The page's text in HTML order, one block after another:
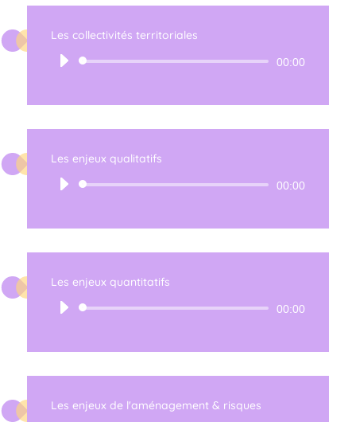
Les collectivités territoriales
Lecteur
00:00
Les enjeux qualitatifs
Lecteur
00:00
Les enjeux quantitatifs
Lecteur
00:00
Les enjeux de l'aménagement & risques